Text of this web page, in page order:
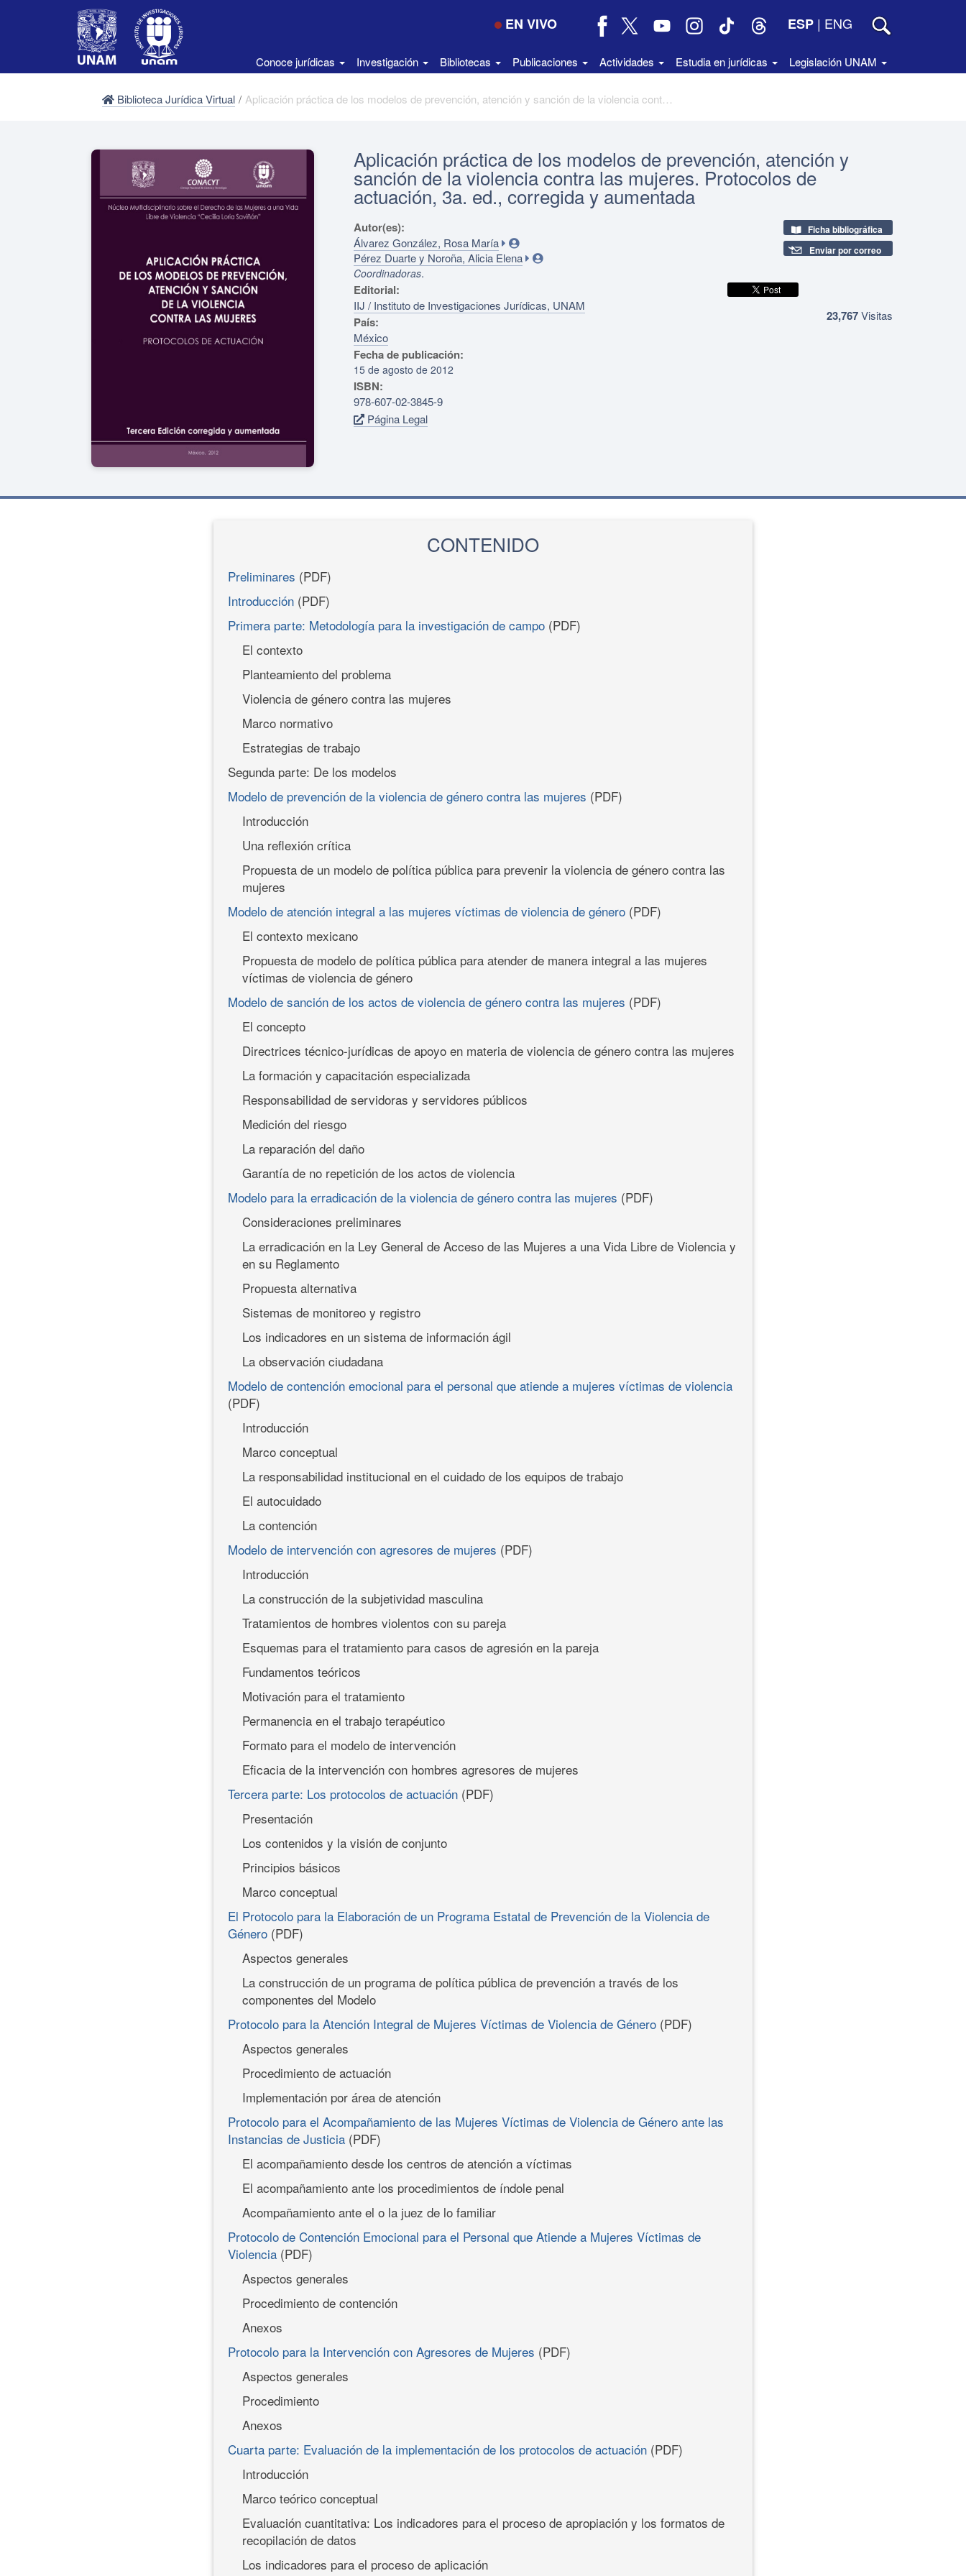
EN VIVO ESP | ENG
Conoce jurídicas Investigación Bibliotecas Publicaciones Actividades Estudia en jurídicas Legislación UNAM
Biblioteca Jurídica Virtual / Aplicación práctica de los modelos de prevención, atención y sanción de la violencia contra las mujeres. Protocolos de actuación, 3a. ed., corregida y aumentada
Aplicación práctica de los modelos de prevención, atención y
sanción de la violencia contra las mujeres. Protocolos de
actuación, 3a. ed., corregida y aumentada
Autor(es):
Álvarez González, Rosa María
Pérez Duarte y Noroña, Alicia Elena
Coordinadoras.
Editorial:
IIJ / Instituto de Investigaciones Jurídicas, UNAM
País:
México
Fecha de publicación:
15 de agosto de 2012
ISBN:
978-607-02-3845-9
Página Legal
Ficha bibliográfica
Enviar por correo
23,767Visitas
CONTENIDO
Preliminares (PDF)
Introducción (PDF)
Primera parte: Metodología para la investigación de campo (PDF)
El contexto
Planteamiento del problema
Violencia de género contra las mujeres
Marco normativo
Estrategias de trabajo
Segunda parte: De los modelos
Modelo de prevención de la violencia de género contra las mujeres (PDF)
Introducción
Una reflexión crítica
Propuesta de un modelo de política pública para prevenir la violencia de género contra las
mujeres
Modelo de atención integral a las mujeres víctimas de violencia de género (PDF)
El contexto mexicano
Propuesta de modelo de política pública para atender de manera integral a las mujeres
víctimas de violencia de género
Modelo de sanción de los actos de violencia de género contra las mujeres (PDF)
El concepto
Directrices técnico-jurídicas de apoyo en materia de violencia de género contra las mujeres
La formación y capacitación especializada
Responsabilidad de servidoras y servidores públicos
Medición del riesgo
La reparación del daño
Garantía de no repetición de los actos de violencia
Modelo para la erradicación de la violencia de género contra las mujeres (PDF)
Consideraciones preliminares
La erradicación en la Ley General de Acceso de las Mujeres a una Vida Libre de Violencia y
en su Reglamento
Propuesta alternativa
Sistemas de monitoreo y registro
Los indicadores en un sistema de información ágil
La observación ciudadana
Modelo de contención emocional para el personal que atiende a mujeres víctimas de violencia
(PDF)
Introducción
Marco conceptual
La responsabilidad institucional en el cuidado de los equipos de trabajo
El autocuidado
La contención
Modelo de intervención con agresores de mujeres (PDF)
Introducción
La construcción de la subjetividad masculina
Tratamientos de hombres violentos con su pareja
Esquemas para el tratamiento para casos de agresión en la pareja
Fundamentos teóricos
Motivación para el tratamiento
Permanencia en el trabajo terapéutico
Formato para el modelo de intervención
Eficacia de la intervención con hombres agresores de mujeres
Tercera parte: Los protocolos de actuación (PDF)
Presentación
Los contenidos y la visión de conjunto
Principios básicos
Marco conceptual
El Protocolo para la Elaboración de un Programa Estatal de Prevención de la Violencia de
Género (PDF)
Aspectos generales
La construcción de un programa de política pública de prevención a través de los
componentes del Modelo
Protocolo para la Atención Integral de Mujeres Víctimas de Violencia de Género (PDF)
Aspectos generales
Procedimiento de actuación
Implementación por área de atención
Protocolo para el Acompañamiento de las Mujeres Víctimas de Violencia de Género ante las
Instancias de Justicia (PDF)
El acompañamiento desde los centros de atención a víctimas
El acompañamiento ante los procedimientos de índole penal
Acompañamiento ante el o la juez de lo familiar
Protocolo de Contención Emocional para el Personal que Atiende a Mujeres Víctimas de
Violencia (PDF)
Aspectos generales
Procedimiento de contención
Anexos
Protocolo para la Intervención con Agresores de Mujeres (PDF)
Aspectos generales
Procedimiento
Anexos
Cuarta parte: Evaluación de la implementación de los protocolos de actuación (PDF)
Introducción
Marco teórico conceptual
Evaluación cuantitativa: Los indicadores para el proceso de apropiación y los formatos de
recopilación de datos
Los indicadores para el proceso de aplicación